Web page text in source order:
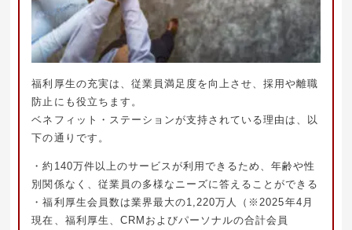
福利厚生の充実は、従業員満足度を向上させ、採用や離職
防止にも役立ちます。
ベネフィット・ステーションが支持されている理由は、以
下の通りです。
・約140万件以上のサービスが利用できるため、年齢や性
別関係なく、従業員の多様なニーズに答えることができる
・福利厚生会員数は業界最大の1,220万人（※2025年4月
現在、福利厚生、CRMおよびパーソナルの合計会員